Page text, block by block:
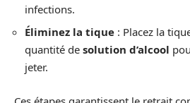
infections.
Éliminez la tique : Placez la
quantité de solution d’alcool
jeter.